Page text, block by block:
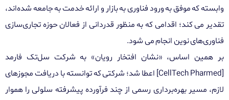
وابسته که موفق به ورود فناوری به بازار و ارائه خدمت به جامعه شده‌اند،
تقدیر می کند؛ اقدامی که به منظور قدردانی از فعالان حوزه تجاری‌سازی
فناوری‌های نوین انجام می شود.
بر همین اساس، «نشان افتخار رویان» به شرکت سل‌تک فارمد
[
CellTech Pharmed
] اعطا شد؛ شرکتی که توانسته با دریافت مجوزهای
لازم، مسیر بهره‌برداری رسمی از چند فرآورده پیشرفته سلولی را هموار